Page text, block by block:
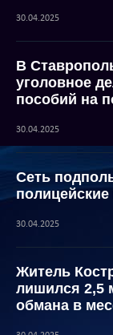
30.04.2025
В
уголовное
пособий на
30.04.2025
Сеть
30.04.2025
Житель
лишился 2,5
обмана в